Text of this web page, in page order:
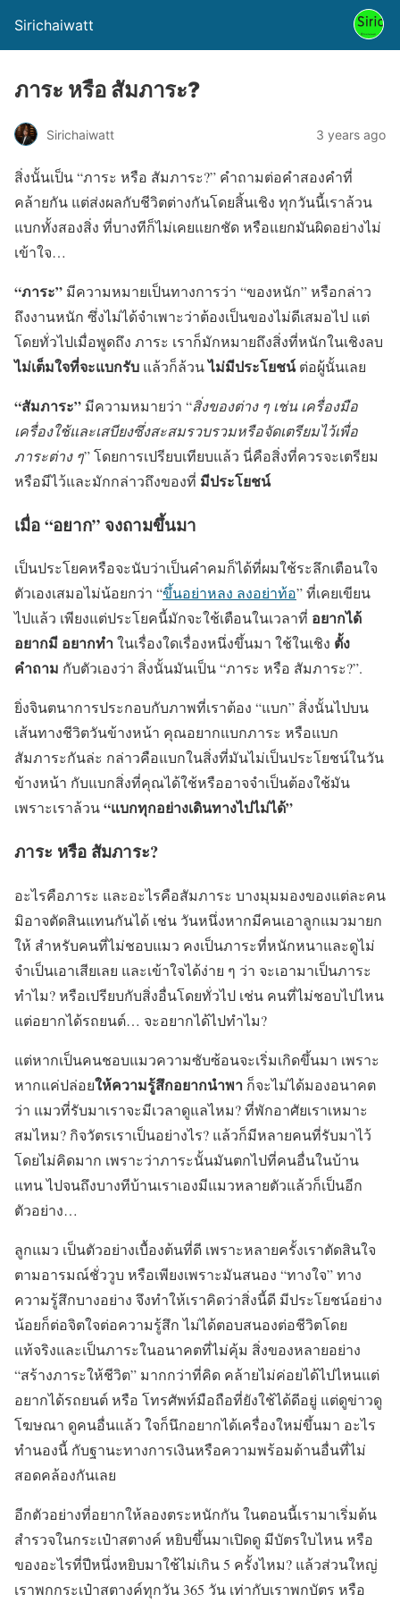
Sirichaiwatt
ภาระ หรือ สัมภาระ?
Sirichaiwatt 3 years ago
สิ่งนั้นเป็น “ภาระ หรือ สัมภาระ?” คำถามต่อคำสองคำที่
คล้ายกัน แต่ส่งผลกับชีวิตต่างกันโดยสิ้นเชิง ทุกวันนี้เราล้วน
แบกทั้งสองสิ่ง ที่บางทีก็ไม่เคยแยกชัด หรือแยกมันผิดอย่างไม่
เข้าใจ…
“ภาระ” มีความหมายเป็นทางการว่า “ของหนัก” หรือกล่าว
ถึงงานหนัก ซึ่งไม่ได้จำเพาะว่าต้องเป็นของไม่ดีเสมอไป แต่
โดยทั่วไปเมื่อพูดถึง ภาระ เราก็มักหมายถึงสิ่งที่หนักในเชิงลบ
ไม่เต็มใจที่จะแบกรับ แล้วก็ล้วนไม่มีประโยชน์ต่อผู้นั้นเลย
“สัมภาระ” มีความหมายว่า “สิ่งของต่าง ๆ เช่น เครื่องมือ
เครื่องใช้และเสบียงซึ่งสะสมรวบรวมหรือจัดเตรียมไว้เพื่อ
ภาระต่าง ๆ” โดยการเปรียบเทียบแล้ว นี่คือสิ่งที่ควรจะเตรียม
หรือมีไว้และมักกล่าวถึงของที่ มีประโยชน์
เมื่อ “อยาก” จงถามขึ้นมา
เป็นประโยคหรือจะนับว่าเป็นคำคมก็ได้ที่ผมใช้ระลึกเตือนใจ
ตัวเองเสมอไม่น้อยกว่า “ขึ้นอย่าหลง ลงอย่าท้อ” ที่เคยเขียน
ไปแล้ว เพียงแต่ประโยคนี้มักจะใช้เตือนในเวลาที่ อยากได้
อยากมี อยากทำในเรื่องใดเรื่องหนึ่งขึ้นมา ใช้ในเชิง ตั้ง
คำถาม กับตัวเองว่า สิ่งนั้นมันเป็น “ภาระ หรือ สัมภาระ?”.
ยิ่งจินตนาการประกอบกับภาพที่เราต้อง “แบก” สิ่งนั้นไปบน
เส้นทางชีวิตวันข้างหน้า คุณอยากแบกภาระ หรือแบก
สัมภาระกันล่ะ กล่าวคือแบกในสิ่งที่มันไม่เป็นประโยชน์ในวัน
ข้างหน้า กับแบกสิ่งที่คุณได้ใช้หรืออาจจำเป็นต้องใช้มัน
เพราะเราล้วน“แบกทุกอย่างเดินทางไปไม่ได้”
ภาระ หรือ สัมภาระ?
อะไรคือภาระ และอะไรคือสัมภาระ บางมุมมองของแต่ละคน
มิอาจตัดสินแทนกันได้ เช่น วันหนึ่งหากมีคนเอาลูกแมวมายก
ให้ สำหรับคนที่ไม่ชอบแมว คงเป็นภาระที่หนักหนาและดูไม่
จำเป็นเอาเสียเลย และเข้าใจได้ง่าย ๆ ว่า จะเอามาเป็นภาระ
ทำไม? หรือเปรียบกับสิ่งอื่นโดยทั่วไป เช่น คนที่ไม่ชอบไปไหน
แต่อยากได้รถยนต์… จะอยากได้ไปทำไม?
แต่หากเป็นคนชอบแมวความซับซ้อนจะเริ่มเกิดขึ้นมา เพราะ
หากแค่ปล่อยให้ความรู้สึกอยากนำพา ก็จะไม่ได้มองอนาคต
ว่า แมวที่รับมาเราจะมีเวลาดูแลไหม? ที่พักอาศัยเราเหมาะ
สมไหม? กิจวัตรเราเป็นอย่างไร? แล้วก็มีหลายคนที่รับมาไว้
โดยไม่คิดมาก เพราะว่าภาระนั้นมันตกไปที่คนอื่นในบ้าน
แทน ไปจนถึงบางทีบ้านเราเองมีแมวหลายตัวแล้วก็เป็นอีก
ตัวอย่าง…
ลูกแมว เป็นตัวอย่างเบื้องต้นที่ดี เพราะหลายครั้งเราตัดสินใจ
ตามอารมณ์ชั่ววูบ หรือเพียงเพราะมันสนอง “ทางใจ” ทาง
ความรู้สึกบางอย่าง จึงทำให้เราคิดว่าสิ่งนี้ดี มีประโยชน์อย่าง
น้อยก็ต่อจิตใจต่อความรู้สึก ไม่ได้ตอบสนองต่อชีวิตโดย
แท้จริงและเป็นภาระในอนาคตที่ไม่คุ้ม สิ่งของหลายอย่าง
“สร้างภาระให้ชีวิต” มากกว่าที่คิด คล้ายไม่ค่อยได้ไปไหนแต่
อยากได้รถยนต์ หรือ โทรศัพท์มือถือที่ยังใช้ได้ดีอยู่ แต่ดูข่าวดู
โฆษณา ดูคนอื่นแล้ว ใจก็นึกอยากได้เครื่องใหม่ขึ้นมา อะไร
ทำนองนี้ กับฐานะทางการเงินหรือความพร้อมด้านอื่นที่ไม่
สอดคล้องกันเลย
อีกตัวอย่างที่อยากให้ลองตระหนักกัน ในตอนนี้เรามาเริ่มต้น
สำรวจในกระเป๋าสตางค์ หยิบขึ้นมาเปิดดู มีบัตรใบไหน หรือ
ของอะไรที่ปีหนึ่งหยิบมาใช้ไม่เกิน 5 ครั้งไหม? แล้วส่วนใหญ่
เราพกกระเป๋าสตางค์ทุกวัน 365 วัน เท่ากับเราพกบัตร หรือ